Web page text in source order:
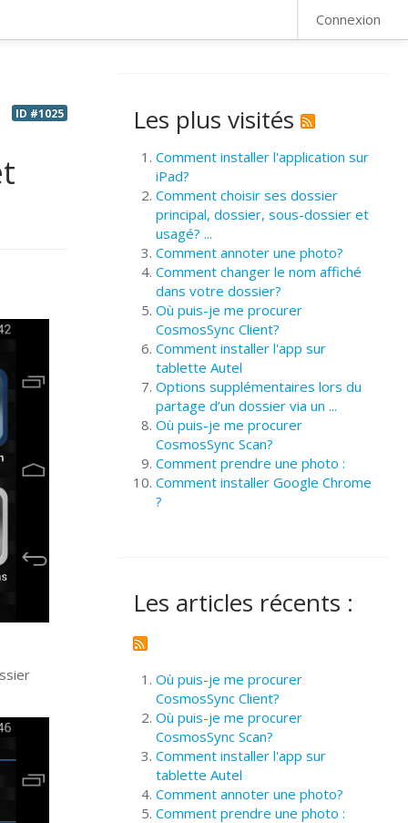
Connexion
ID #1025 Les plus visités
Comment installer l'application sur
iPad?
Comment choisir ses dossier
principal, dossier, sous-dossier et
usagé? ...
Comment annoter une photo?
Comment changer le nom affiché
dans votre dossier?
Où puis-je me procurer
CosmosSync Client?
Comment installer l'app sur
tablette Autel
Options supplémentaires lors du
partage d’un dossier via un ...
Où puis-je me procurer
CosmosSync Scan?
Comment prendre une photo :
Comment installer Google Chrome
?
Les articles récents :
Où puis-je me procurer
CosmosSync Client?
Où puis-je me procurer
CosmosSync Scan?
Comment installer l'app sur
tablette Autel
Comment annoter une photo?
Comment prendre une photo :